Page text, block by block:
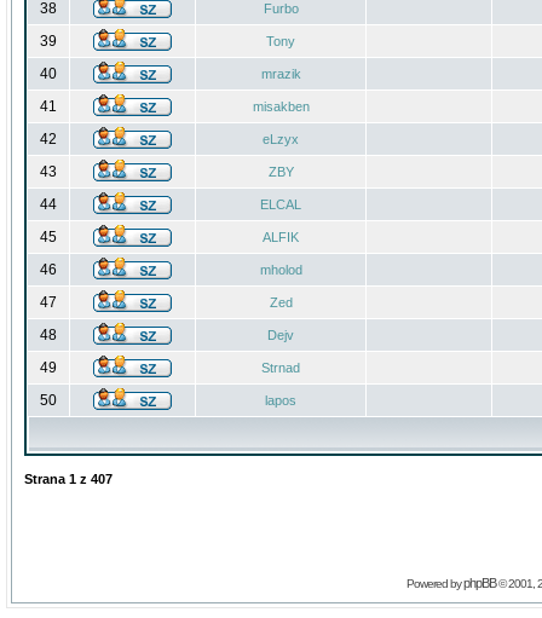
38 Furbo
39 Tony
40 mrazik
41 misakben
42 eLzyx
43 ZBY
44 ELCAL
45 ALFIK
46 mholod
47 Zed
48 Dejv
49 Strnad
50 lapos
Strana 1 z 407
Powered byphpBB© 2001,